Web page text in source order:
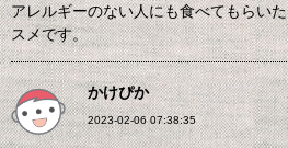
アレルギーのない人にも食べてもらい
スメです。
かけぴか
2023-02-06 07:38:35